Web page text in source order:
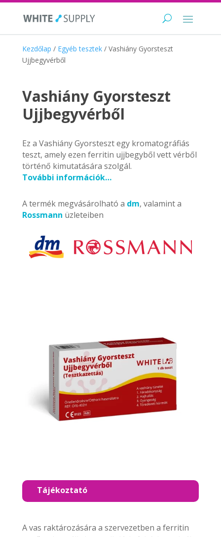
Kezdőlap / Egyéb tesztek/ Vashiány Gyorsteszt
Ujjbegyvérből
Vashiány Gyorsteszt
Ujjbegyvérből
Ez a Vashiány Gyorsteszt egy kromatográfiás
teszt, amely ezen ferritin ujjbegyből vett vérből
történő kimutatására szolgál.
További információk…
A termék megvásárolható a dm, valamint a
Rossmann üzleteiben
Tájékoztató
A vas raktározására a szervezetben a ferritin